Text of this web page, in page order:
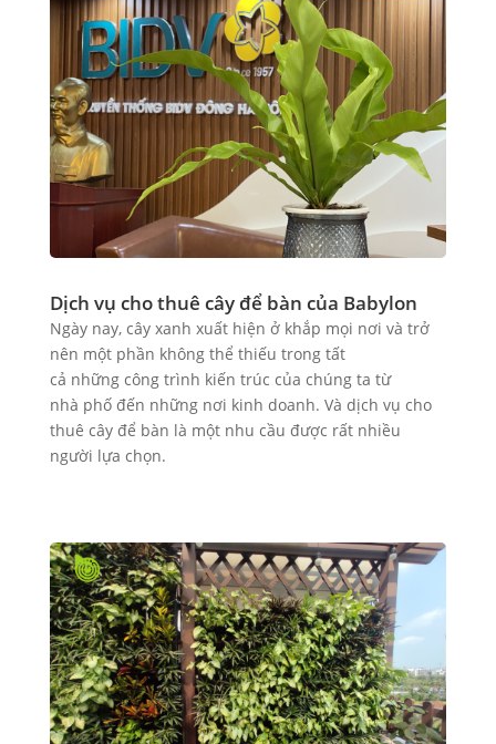
Dịch vụ cho thuê cây để bàn của Babylon
Ngày nay, cây xanh xuất hiện ở khắp mọi nơi và trở
nên một phần không thể thiếu trong tất
cả những công trình kiến trúc của chúng ta từ
nhà phố đến những nơi kinh doanh. Và dịch vụ cho
thuê cây để bàn là một nhu cầu được rất nhiều
người lựa chọn.